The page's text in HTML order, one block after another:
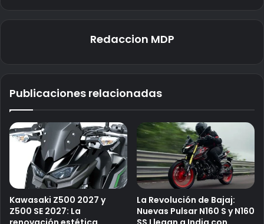
Redaccion MDP
Publicaciones relacionadas
Kawasaki Z500 2027 y
Z500 SE 2027: La
La Revolución de Bajaj:
Nuevas Pulsar N160 S y N160